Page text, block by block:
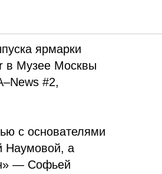
ярмарки
в Музее Москвы
–News #2,
с основателями
Наумовой, а
— Софьей